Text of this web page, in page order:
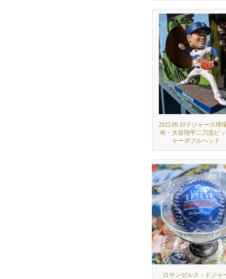
2025.09.10ドジャース球
布・大谷翔平二刀流ピ
ャーボブルヘッド
ロサンゼルス・ドジャ